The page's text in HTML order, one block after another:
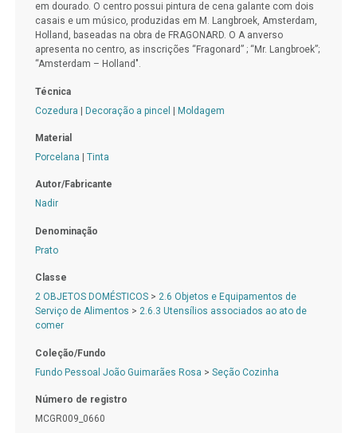
em dourado. O centro possui pintura de cena galante com dois
casais e um músico, produzidas em M. Langbroek, Amsterdam,
Holland, baseadas na obra de FRAGONARD. O A anverso
apresenta no centro, as inscrições “Fragonard” ; “Mr. Langbroek”;
“Amsterdam – Holland".
Técnica
Cozedura | Decoração a pincel | Moldagem
Material
Porcelana
Tinta
Autor/Fabricante
Nadir
Denominação
Prato
Classe
2 OBJETOS DOMÉSTICOS> 2.6 Objetos e Equipamentos de
Serviço de Alimentos > 2.6.3 Utensílios associados ao ato de
comer
Coleção/Fundo
Fundo Pessoal João Guimarães Rosa > Seção Cozinha
Número de registro
MCGR009_0660